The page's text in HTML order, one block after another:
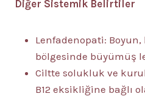
Diğer Sistemik Belirtiler
Lenfadenopati: Boyun,
bölgesinde büyümüş
Ciltte solukluk ve
B12 eksikliğine bağlı